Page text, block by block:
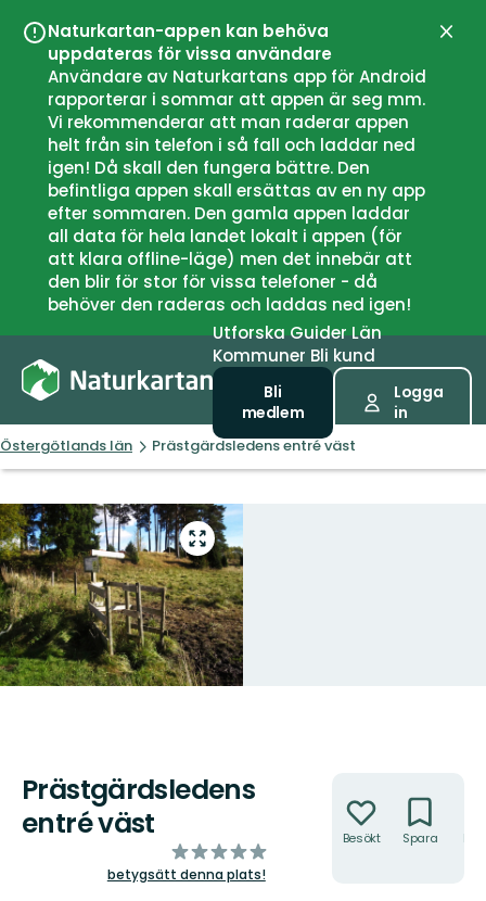
Naturkartan-appen kan behöva
uppdateras för vissa användare
Användare av Naturkartans app för Android
rapporterar i sommar att appen är seg mm.
Vi rekommenderar att man raderar appen
helt från sin telefon i så fall och laddar ned
igen! Då skall den fungera bättre. Den
befintliga appen skall ersättas av en ny app
efter sommaren. Den gamla appen laddar
all data för hela landet lokalt i appen (för
att klara offline-läge) men det innebär att
den blir för stor för vissa telefoner - då
behöver den raderas och laddas ned igen!
UtforskaGuiderLän
Kommuner Bli kund
Bli
medlem
Logga
in
Östergötlands län Prästgärdsledens entré väst
Gå
till
helskärmsläge
Prästgärdsledens
entré väst
av
5
betygsätt denna plats!
Besökt Spara